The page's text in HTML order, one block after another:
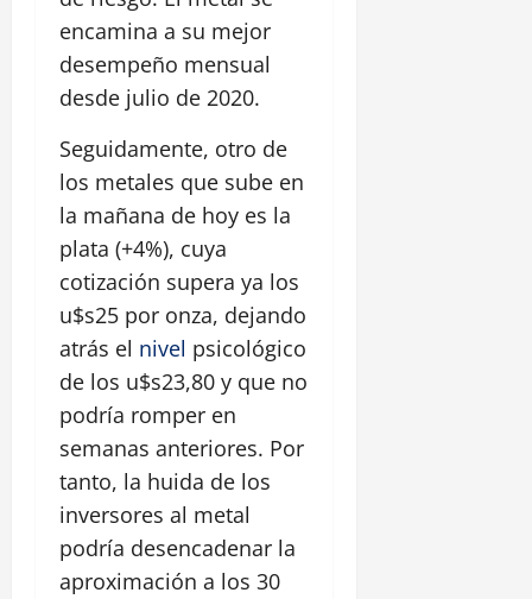
encamina a su mejor
desempeño mensual
desde julio de 2020.
Seguidamente, otro de
los metales que sube en
la mañana de hoy es la
plata (+4%), cuya
cotización supera ya los
u$s25 por onza, dejando
atrás el nivel psicológico
de los u$s23,80 y que no
podría romper en
semanas anteriores. Por
tanto, la huida de los
inversores al metal
podría desencadenar la
aproximación a los 30